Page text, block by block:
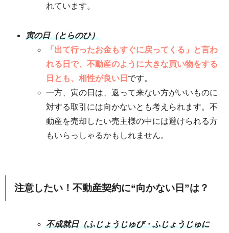
れています。
寅の日（とらのひ）
「出て行ったお金もすぐに戻ってくる」と言わ
れる日で、不動産のように大きな買い物をする
日とも、相性が良い日 です。
一方、寅の日は、返って来ない方がいいものに
対する取引には向かないとも考えられます。不
動産を売却したい売主様の中には避けられる方
もいらっしゃるかもしれません。
注意したい！不動産契約に“向かない日”は？
不成就日（ふじょうじゅび・ふじょうじゅに